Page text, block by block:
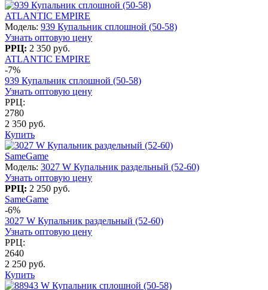
ATLANTIC EMPIRE
Модель: 939 Купальник сплошной (50-58)
Узнать оптовую цену
РРЦ: 2 350 руб.
ATLANTIC EMPIRE
-7%
939 Купальник сплошной (50-58)
Узнать оптовую цену
РРЦ:
2780
2 350 руб.
Купить
SameGame
Модель: 3027 W Купальник раздельный (52-60)
Узнать оптовую цену
РРЦ: 2 250 руб.
SameGame
-6%
3027 W Купальник раздельный (52-60)
Узнать оптовую цену
РРЦ:
2640
2 250 руб.
Купить